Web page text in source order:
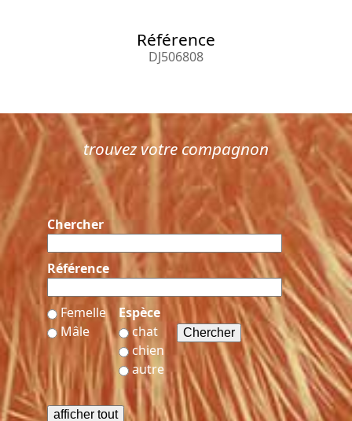
Référence
DJ506808
trouvez votre compagnon
Chercher
Référence
Femelle
Mâle
Espèce
chat
chien
autre